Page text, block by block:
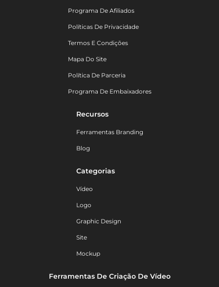
Programa De Afiliados
Políticas De Privacidade
Termos E Condições
Mapa Do Site
Política De Parceria
Programa De Embaixadores
Recursos
Ferramentas Branding
Blog
Categorias
Vídeo
Logo
Graphic Design
Site
Mockup
Ferramentas De Criação De Vídeo